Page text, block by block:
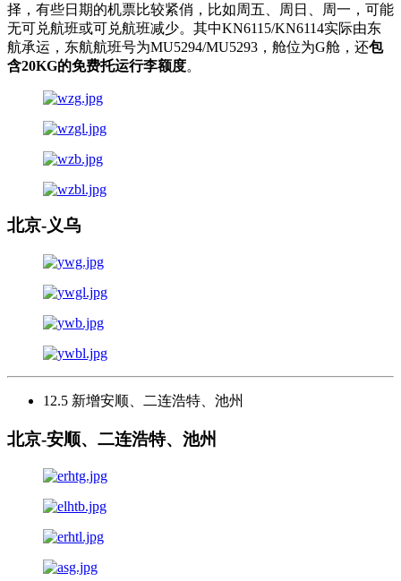
择，有些日期的机票比较紧俏，比如周五、周日、周一，可能
无可兑航班或可兑航班减少。其中KN6115/KN6114实际由东
航承运，东航航班号为MU5294/MU5293，舱位为G舱，还包
含20KG的免费托运行李额度。
北京-义乌
12.5 新增安顺、二连浩特、池州
北京-安顺、二连浩特、池州